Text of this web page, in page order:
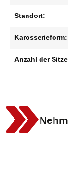
Standort:
Karosserieform:
Anzahl der